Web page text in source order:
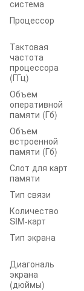
система
Процессор
Тактовая
частота
процессора
(ГГц)
Объем
оперативной
памяти (Гб)
Объем
встроенной
памяти (Гб)
Слот для карт
памяти
Тип связи
Количество
SIM-карт
Тип экрана
Диагональ
экрана
(дюймы)